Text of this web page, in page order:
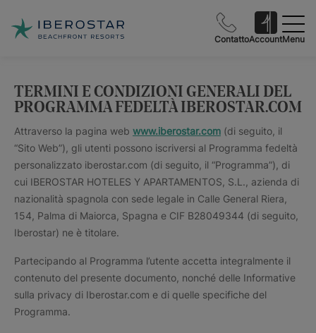
ContattoAccountMenu
TERMINI E CONDIZIONI GENERALI DEL
PROGRAMMA FEDELTÀ IBEROSTAR.COM
Attraverso la pagina web www.iberostar.com (di seguito, il
“Sito Web”), gli utenti possono iscriversi al Programma fedeltà
personalizzato iberostar.com (di seguito, il “Programma”), di
cui IBEROSTAR HOTELES Y APARTAMENTOS, S.L., azienda di
nazionalità spagnola con sede legale in Calle General Riera,
154, Palma di Maiorca, Spagna e CIF B28049344 (di seguito,
Iberostar) ne è titolare.
Partecipando al Programma l’utente accetta integralmente il
contenuto del presente documento, nonché delle Informative
sulla privacy di Iberostar.com e di quelle specifiche del
Programma.